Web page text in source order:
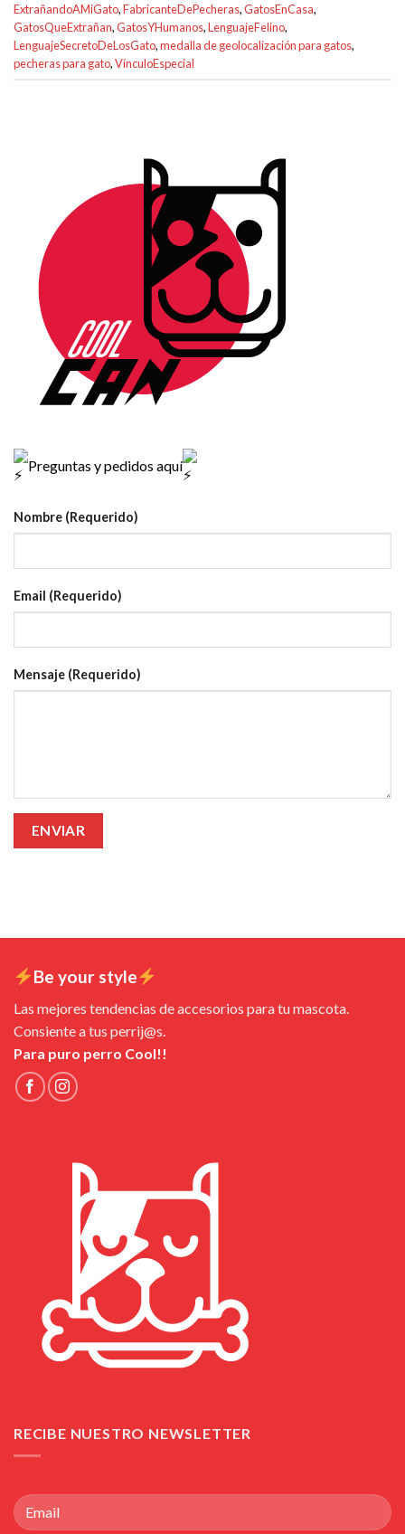
ExtrañandoAMiGato,FabricanteDePecheras,GatosEnCasa,
GatosQueExtrañan,GatosYHumanos,LenguajeFelino,
LenguajeSecretoDeLosGato,medalla de geolocalización para gatos,
pecheras para gato,VínculoEspecial
Preguntas y pedidos aquí
Nombre (Requerido)
Email (Requerido)
Mensaje (Requerido)
Be your style
Las mejores tendencias de accesorios para tu mascota.
Consiente a tus perrij@s.
Para puro perro Cool!!
RECIBE NUESTRO NEWSLETTER